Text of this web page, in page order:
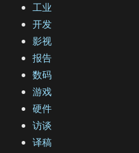
工业
开发
影视
报告
数码
游戏
硬件
访谈
译稿